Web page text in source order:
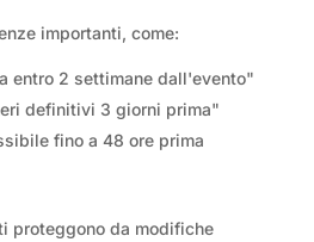
importanti, come:
entro 2 settimane dall'evento"
definitivi 3 giorni prima"
fino a 48 ore prima
proteggono da modifiche